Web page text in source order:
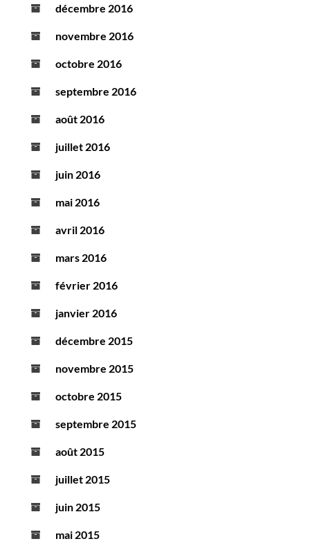
décembre 2016
novembre 2016
octobre 2016
septembre 2016
août 2016
juillet 2016
juin 2016
mai 2016
avril 2016
mars 2016
février 2016
janvier 2016
décembre 2015
novembre 2015
octobre 2015
septembre 2015
août 2015
juillet 2015
juin 2015
mai 2015